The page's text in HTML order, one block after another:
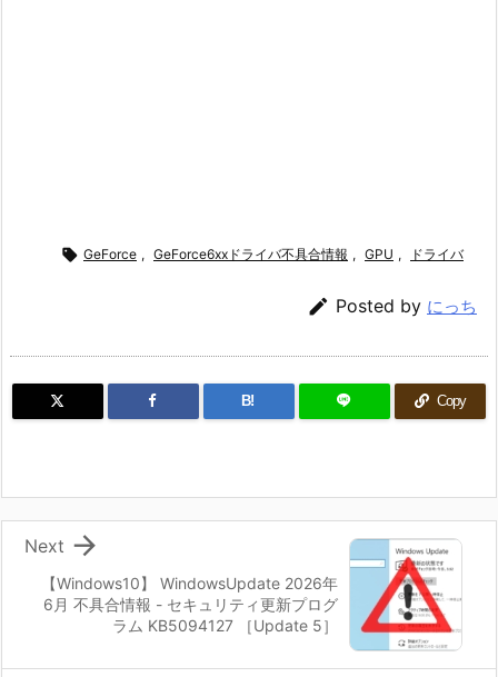
 GeForce , GeForce6xxドライバ不具合情報 , GPU , ドライバ
 Posted by にっち
B! Copy
【Windows10】 WindowsUpdate 2026年
6月 不具合情報 - セキュリティ更新プログ
ラム KB5094127 ［Update 5］

Next